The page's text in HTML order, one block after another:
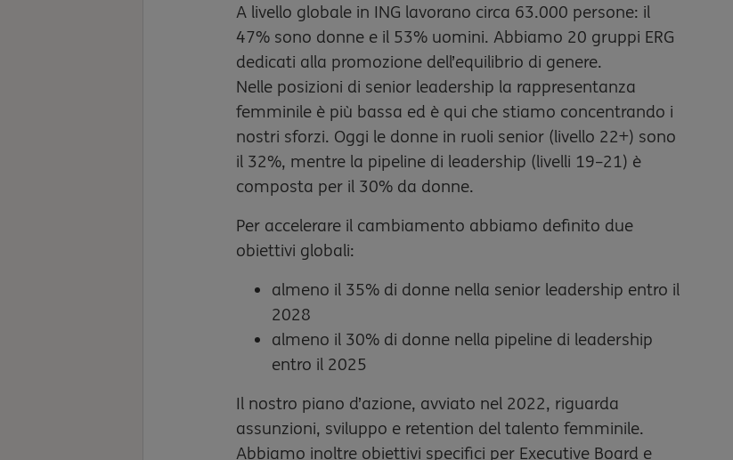
A livello globale in ING lavorano circa 63.000 persone: il
47% sono donne e il 53% uomini. Abbiamo 20 gruppi ERG
dedicati alla promozione dell’equilibrio di genere.
Nelle posizioni di senior leadership la rappresentanza
femminile è più bassa ed è qui che stiamo concentrando i
nostri sforzi. Oggi le donne in ruoli senior (livello 22+) sono
il 32%, mentre la pipeline di leadership (livelli 19–21) è
composta per il 30% da donne.
Per accelerare il cambiamento abbiamo definito due
obiettivi globali:
almeno il 35% di donne nella senior leadership entro il
2028
almeno il 30% di donne nella pipeline di leadership
entro il 2025
Il nostro piano d’azione, avviato nel 2022, riguarda
assunzioni, sviluppo e retention del talento femminile.
Abbiamo inoltre obiettivi specifici per Executive Board e